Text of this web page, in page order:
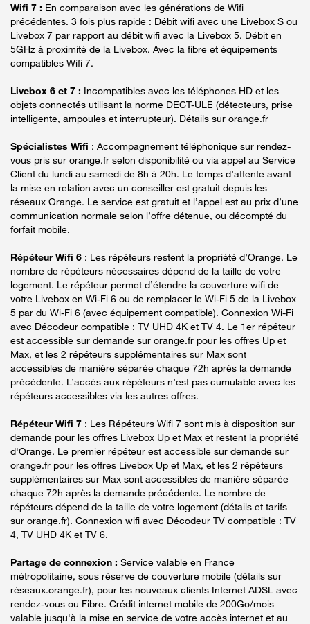
Wifi 7 : En comparaison avec les générations de Wifi
précédentes. 3 fois plus rapide : Débit wifi avec une Livebox S ou
Livebox 7 par rapport au débit wifi avec la Livebox 5. Débit en
5GHz à proximité de la Livebox. Avec la fibre et équipements
compatibles Wifi 7.
Livebox 6 et 7 : Incompatibles avec les téléphones HD et les
objets connectés utilisant la norme DECT-ULE (détecteurs, prise
intelligente, ampoules et interrupteur). Détails sur orange.fr
Spécialistes Wifi : Accompagnement téléphonique sur rendez-
vous pris sur orange.fr selon disponibilité ou via appel au Service
Client du lundi au samedi de 8h à 20h. Le temps d’attente avant
la mise en relation avec un conseiller est gratuit depuis les
réseaux Orange. Le service est gratuit et l’appel est au prix d’une
communication normale selon l’offre détenue, ou décompté du
forfait mobile.
Répéteur Wifi 6 : Les répéteurs restent la propriété d’Orange. Le
nombre de répéteurs nécessaires dépend de la taille de votre
logement. Le répéteur permet d’étendre la couverture wifi de
votre Livebox en Wi-Fi 6 ou de remplacer le Wi-Fi 5 de la Livebox
5 par du Wi-Fi 6 (avec équipement compatible). Connexion Wi-Fi
avec Décodeur compatible : TV UHD 4K et TV 4. Le 1er répéteur
est accessible sur demande sur orange.fr pour les offres Up et
Max, et les 2 répéteurs supplémentaires sur Max sont
accessibles de manière séparée chaque 72h après la demande
précédente. L’accès aux répéteurs n’est pas cumulable avec les
répéteurs accessibles via les autres offres.
Répéteur Wifi 7 : Les Répéteurs Wifi 7 sont mis à disposition sur
demande pour les offres Livebox Up et Max et restent la propriété
d'Orange. Le premier répéteur est accessible sur demande sur
orange.fr pour les offres Livebox Up et Max, et les 2 répéteurs
supplémentaires sur Max sont accessibles de manière séparée
chaque 72h après la demande précédente. Le nombre de
répéteurs dépend de la taille de votre logement (détails et tarifs
sur orange.fr). Connexion wifi avec Décodeur TV compatible : TV
4, TV UHD 4K et TV 6.
Partage de connexion : Service valable en France
métropolitaine, sous réserve de couverture mobile (détails sur
réseaux.orange.fr), pour les nouveaux clients Internet ADSL avec
rendez-vous ou Fibre. Crédit internet mobile de 200Go/mois
valable jusqu'à la mise en service de votre accès internet et au